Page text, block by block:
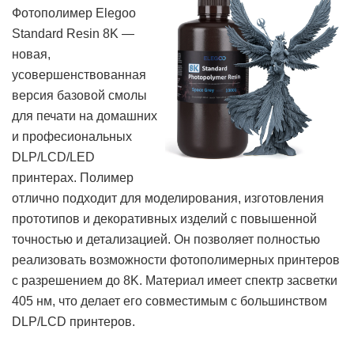
Фотополимер Elegoo
Standard Resin 8K —
новая,
усовершенствованная
версия базовой смолы
для печати на домашних
и професиональных
DLP/LCD/LED
принтерах. Полимер
отлично подходит для моделирования, изготовления
прототипов и декоративных изделий с повышенной
точностью и детализацией. Он позволяет полностью
реализовать возможности фотополимерных принтеров
с разрешением до 8K. Материал имеет спектр засветки
405 нм, что делает его совместимым с большинством
DLP/LCD принтеров.